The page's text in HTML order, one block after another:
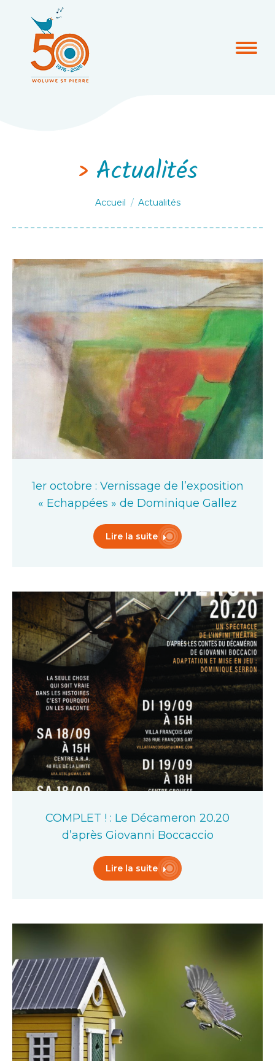
Actualités
Vous êtes ici :
Accueil Actualités
1er octobre : Vernissage de l’exposition
« Echappées » de Dominique Gallez
Lire la suite
COMPLET ! : Le Décameron 20.20
d’après Giovanni Boccaccio
Lire la suite